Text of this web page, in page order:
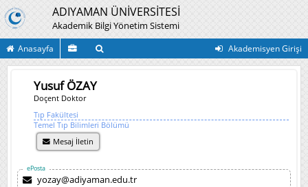
ADIYAMAN ÜNİVERSİTESİ
Akademik Bilgi Yönetim Sistemi
Anasayfa Akademisyen Girişi
Yusuf ÖZAY
Doçent Doktor
Tıp Fakültesi
Temel Tıp Bilimleri Bölümü
Mesaj İletin
ePosta
yozay@adiyaman.edu.tr